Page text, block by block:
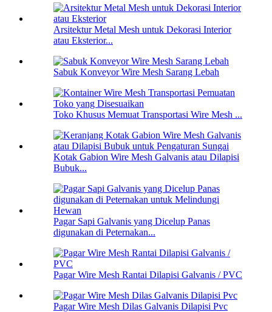
Arsitektur Metal Mesh untuk Dekorasi Interior
atau Eksterior...
Sabuk Konveyor Wire Mesh Sarang Lebah
Toko Khusus Memuat Transportasi Wire Mesh ...
Kotak Gabion Wire Mesh Galvanis atau Dilapisi
Bubuk...
Pagar Sapi Galvanis yang Dicelup Panas
digunakan di Peternakan...
Pagar Wire Mesh Rantai Dilapisi Galvanis / PVC
Pagar Wire Mesh Dilas Galvanis Dilapisi Pvc